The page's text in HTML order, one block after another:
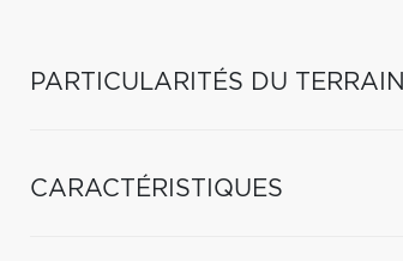
PARTICULARITÉS DU TERRAIN
CARACTÉRISTIQUES